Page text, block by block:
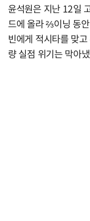
윤석원은 지난 12일
드에 올라 ⅔이닝 동
빈에게 적시타를 맞
량 실점 위기는 막아